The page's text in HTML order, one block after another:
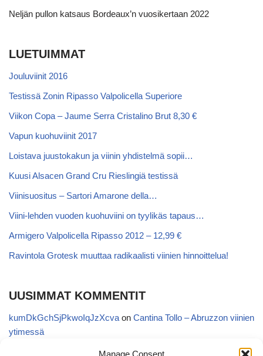
Manage Consent
Neljän pullon katsaus Bordeaux’n vuosikertaan 2022
LUETUIMMAT
Jouluviinit 2016
Testissä Zonin Ripasso Valpolicella Superiore
Viikon Copa – Jaume Serra Cristalino Brut 8,30 €
Vapun kuohuviinit 2017
Loistava juustokakun ja viinin yhdistelmä sopii…
Kuusi Alsacen Grand Cru Rieslingiä testissä
Viinisuositus – Sartori Amarone della…
Viini-lehden vuoden kuohuviini on tyylikäs tapaus…
Armigero Valpolicella Ripasso 2012 – 12,99 €
Ravintola Grotesk muuttaa radikaalisti viinien hinnoittelua!
UUSIMMAT KOMMENTIT
kumDkGchSjPkwoIqJzXcva on Cantina Tollo – Abruzzon viinien
ytimessä
UAHqBwITYBCvycGOLNMcob onCantina Tollo – Abruzzon